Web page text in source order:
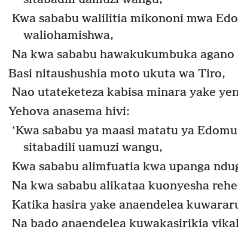
Kwa sababu walilitia mikononi mwa
waliohamishwa,
Na kwa sababu hawakukumbuka agano
Basi nitaushushia moto ukuta wa Tiro,
Nao utateketeza kabisa minara yake
Yehova anasema hivi:
‘Kwa sababu ya maasi matatu ya
sitabadili uamuzi wangu,
Kwa sababu alimfuatia kwa upanga
Na kwa sababu alikataa kuonyesha
Katika hasira yake anaendelea
Na bado anaendelea kuwakasirikia